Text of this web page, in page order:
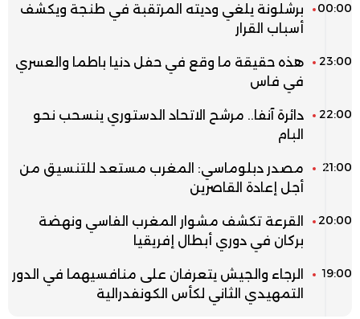
00:00
برشلونة يلغي وديته المرتقبة في طنجة ويكشف
أسباب القرار
23:00
هذه حقيقة ما وقع في حفل دنيا باطما والعسري
في فاس
22:00
دائرة آنفا.. مرشح الاتحاد الدستوري ينسحب نحو
البام
21:00
مصدر دبلوماسي: المغرب مستعد للتنسيق من
أجل إعادة القاصرين
20:00
القرعة تكشف مشوار المغرب الفاسي ونهضة
بركان في دوري أبطال إفريقيا
19:00
الرجاء والجيش يتعرفان على منافسيهما في الدور
التمهيدي الثاني لكأس الكونفدرالية